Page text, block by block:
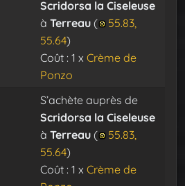
Scridorsa la Ciseleuse
à Terreau (
55.83,
55.64)
Coût : 1 x Crème de
Ponzo
S’achète auprès de
Scridorsa la Ciseleuse
à Terreau (
55.83,
55.64)
Coût : 1 x Crème de